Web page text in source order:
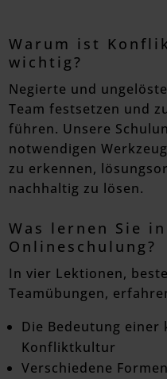
Warum ist
wichtig?
Negierte und
Team festsetzen und
führen. Unsere
notwendigen
zu erkennen,
nachhaltig zu lösen.
Was lernen Sie
Onlineschulung?
In vier Lektionen,
Teamübungen,
Die Bedeutung
Konfliktkultur
Verschiedene